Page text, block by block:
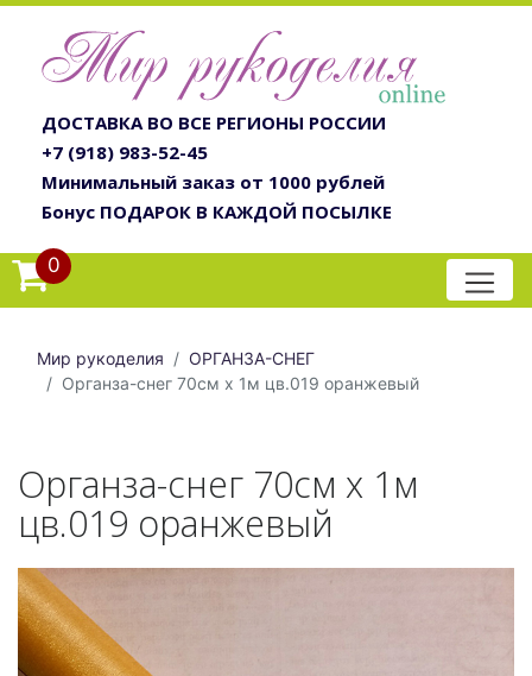
ДОСТАВКА ВО ВСЕ РЕГИОНЫ РОССИИ
+7 (918) 983-52-45
Минимальный заказ от 1000 рублей
Бонус ПОДАРОК В КАЖДОЙ ПОСЫЛКЕ
0
Мир рукоделия
ОРГАНЗА-СНЕГ
Органза-снег 70см х 1м цв.019 оранжевый
Органза-снег 70см х 1м
цв.019 оранжевый